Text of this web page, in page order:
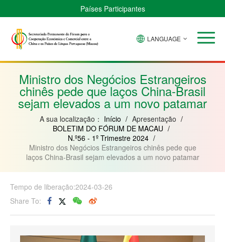
Países Participantes
Verde
Bissau
Guiné
Moçambique
LANGUAGE
Ministro dos Negócios Estrangeiros
chinês pede que laços China-Brasil
sejam elevados a um novo patamar
A sua localização： Início / Apresentação /
BOLETIM DO FÓRUM DE MACAU /
N.º56 - 1º Trimestre 2024 /
Ministro dos Negócios Estrangeiros chinês pede que
laços China-Brasil sejam elevados a um novo patamar
Tempo de liberação:2024-03-26
Share To: